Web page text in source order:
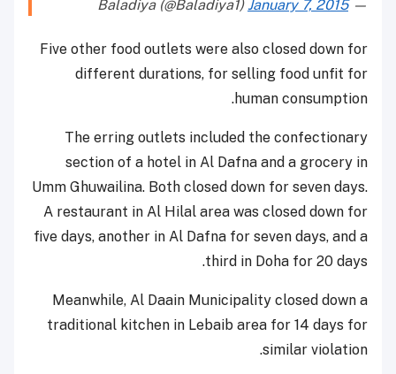
— Baladiya (@Baladiya1)
January 7, 2015
Five other food outlets were also closed down for
different durations, for selling food unfit for
human consumption.
The erring outlets included the confectionary
section of a hotel in Al Dafna and a grocery in
Umm Ghuwailina. Both closed down for seven days.
A restaurant in Al Hilal area was closed down for
five days, another in Al Dafna for seven days, and a
third in Doha for 20 days.
Meanwhile, Al Daain Municipality closed down a
traditional kitchen in Lebaib area for 14 days for
similar violation.